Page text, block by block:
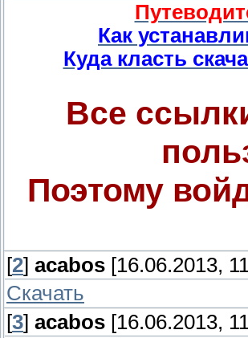
Как
Куда класть
Все
Поэтому
[2] acabos [16.06.2013,
Скачать
[3] acabos [16.06.2013,